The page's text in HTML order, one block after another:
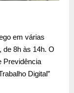
em várias
de 8h às 14h. O
Previdência
Digital”